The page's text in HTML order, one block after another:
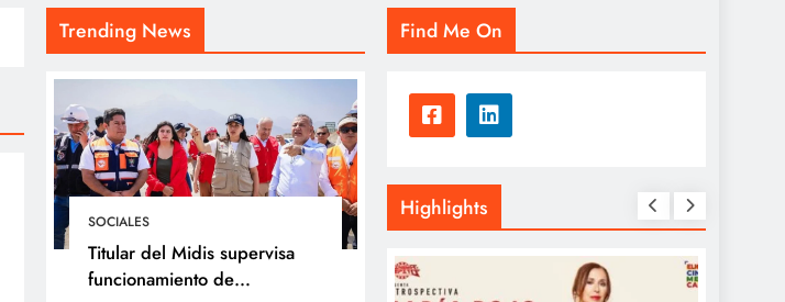
Trending News
SOCIALES
Titular del Midis supervisa
funcionamiento de
Find Me On
Highlights